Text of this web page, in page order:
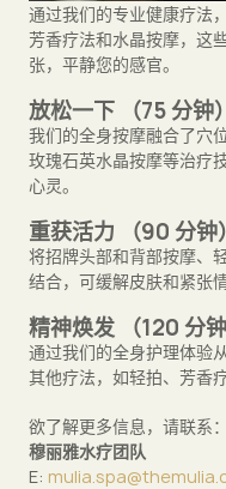
通过我们的专业健康疗法
芳香疗法和水晶按摩，这
张，平静您的感官。
放松一下 （75 分钟）
我们的全身按摩融合了穴
玫瑰石英水晶按摩等治疗
心灵。
重获活力 （90 分钟）
将招牌头部和背部按摩、
结合，可缓解皮肤和紧张情
精神焕发 （120 分钟
通过我们的全身护理体验
其他疗法，如轻拍、芳香
欲了解更多信息，请联系：
穆丽雅水疗团队
E: